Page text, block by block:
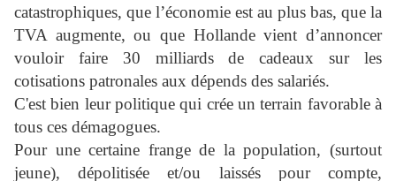
catastrophiques, que l’économie est au plus bas, que la
TVA augmente, ou que Hollande vient d’annoncer
vouloir faire 30 milliards de cadeaux sur les
cotisations patronales aux dépends des salariés.
C'est bien leur politique qui crée un terrain favorable à
tous ces démagogues.
Pour une certaine frange de la population, (surtout
jeune), dépolitisée et/ou laissés pour compte,